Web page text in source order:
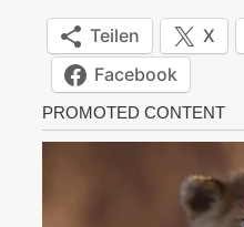
Teilen X
Facebook